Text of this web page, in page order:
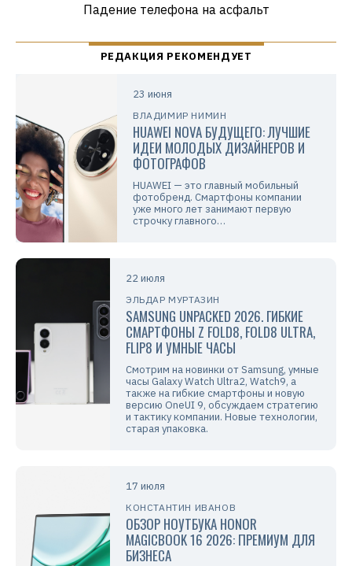
Падение телефона на асфальт
23 июня
ВЛАДИМИР НИМИН
HUAWEI NOVA БУДУЩЕГО: ЛУЧШИЕ
ИДЕИ МОЛОДЫХ ДИЗАЙНЕРОВ И
ФОТОГРАФОВ
HUAWEI — это главный мобильный
фотобренд. Смартфоны компании
уже много лет занимают первую
строчку главного…
22 июля
ЭЛЬДАР МУРТАЗИН
SAMSUNG UNPACKED 2026. ГИБКИЕ
СМАРТФОНЫ Z FOLD8, FOLD8 ULTRA,
FLIP8 И УМНЫЕ ЧАСЫ
Смотрим на новинки от Samsung, умные
часы Galaxy Watch Ultra2, Watch9, а
также на гибкие смартфоны и новую
версию OneUI 9, обсуждаем стратегию
и тактику компании. Новые технологии,
старая упаковка.
17 июля
КОНСТАНТИН ИВАНОВ
ОБЗОР НОУТБУКА HONOR
MAGICBOOK 16 2026: ПРЕМИУМ ДЛЯ
БИЗНЕСА